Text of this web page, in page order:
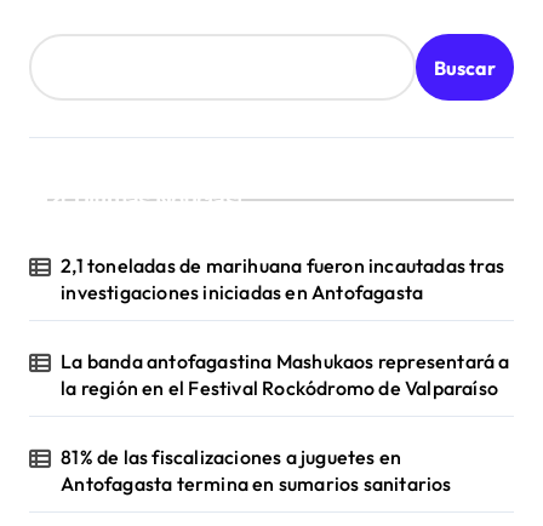
Buscar
¡Ultimas Noticias!
2,1 toneladas de marihuana fueron incautadas tras
investigaciones iniciadas en Antofagasta
La banda antofagastina Mashukaos representará a
la región en el Festival Rockódromo de Valparaíso
81% de las fiscalizaciones a juguetes en
Antofagasta termina en sumarios sanitarios